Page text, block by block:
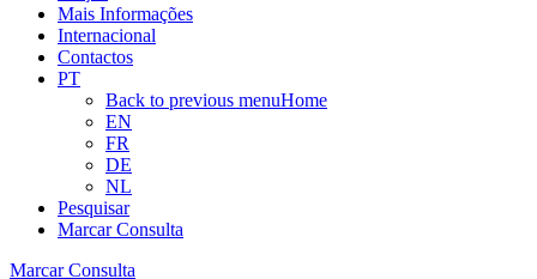
Mais Informações
Internacional
Contactos
PT
Back to previous menuHome
EN
FR
DE
NL
Pesquisar
Marcar Consulta
Marcar Consulta